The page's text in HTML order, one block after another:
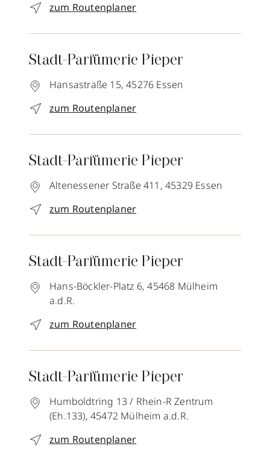
zum Routenplaner
Stadt-Parfümerie Pieper
Hansastraße 15, 45276 Essen
zum Routenplaner
Stadt-Parfümerie Pieper
Altenessener Straße 411, 45329 Essen
zum Routenplaner
Stadt-Parfümerie Pieper
Hans-Böckler-Platz 6, 45468 Mülheim
a.d.R.
zum Routenplaner
Stadt-Parfümerie Pieper
Humboldtring 13 / Rhein-R Zentrum
(Eh.133), 45472 Mülheim a.d.R.
zum Routenplaner